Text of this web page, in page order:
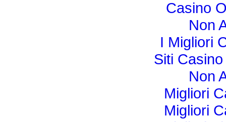
Casino
Non
I Migliori
Siti
Non
Migliori
Migliori